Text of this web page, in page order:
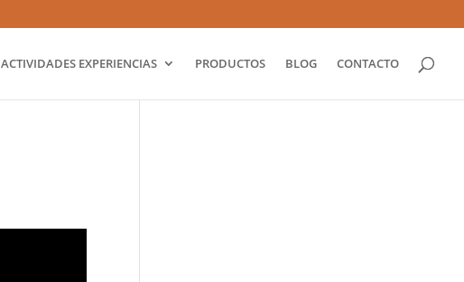
ACTIVIDADES EXPERIENCIAS PRODUCTOS BLOG CONTACTO